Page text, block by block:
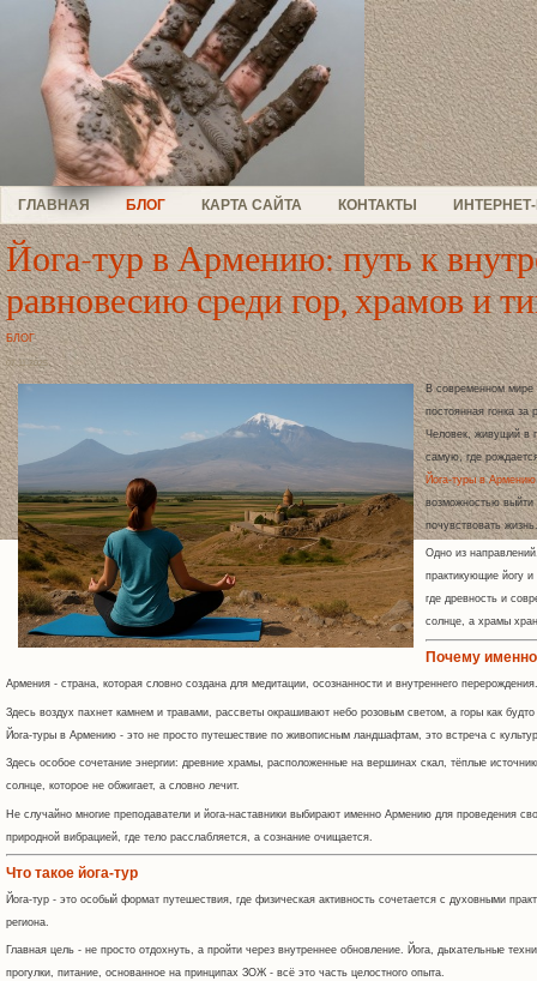
ГЛАВНАЯ БЛОГ КАРТА САЙТА КОНТАКТЫ
Йога-тур в Армению: путь к
равновесию среди гор, храмов и
БЛОГ
07.11.2025
В современном мире
постоянная гонка за
Человек, живущий в
самую, где
Йога-туры в Армению
возможностью выйти
почувствовать жизнь.
Одно из
практикующие йогу
где древность и
солнце, а храмы
Почему
Армения - страна, которая словно создана для медитации, осознанности и внутреннего перерождения.
Здесь воздух пахнет камнем и травами, рассветы окрашивают небо розовым светом, а горы как
Йога-туры в Армению - это не просто путешествие по живописным ландшафтам, это встреча с
Здесь особое сочетание энергии: древние храмы, расположенные на вершинах скал, тёплые
солнце, которое не обжигает, а словно лечит.
Не случайно многие преподаватели и йога-наставники выбирают именно Армению для проведения
природной вибрацией, где тело расслабляется, а сознание очищается.
Что такое йога-тур
Йога-тур - это особый формат путешествия, где физическая активность сочетается с духовными
региона.
Главная цель - не просто отдохнуть, а пройти через внутреннее обновление. Йога, дыхательные
прогулки, питание, основанное на принципах ЗОЖ - всё это часть целостного опыта.